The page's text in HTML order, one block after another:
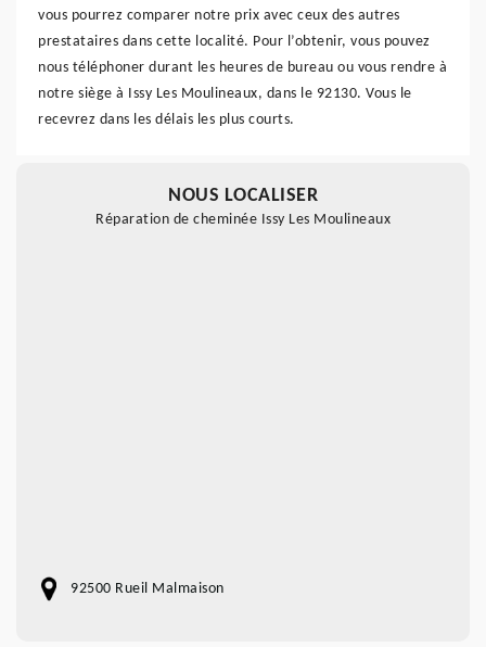
vous pourrez comparer notre prix avec ceux des autres
prestataires dans cette localité. Pour l’obtenir, vous pouvez
nous téléphoner durant les heures de bureau ou vous rendre à
notre siège à Issy Les Moulineaux, dans le 92130. Vous le
recevrez dans les délais les plus courts.
NOUS LOCALISER
Réparation de cheminée Issy Les Moulineaux
92500 Rueil Malmaison